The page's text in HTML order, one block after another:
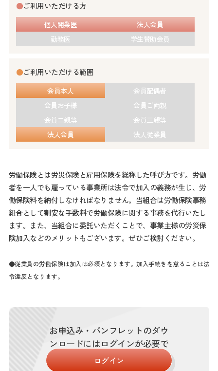
●ご利用いただける方
個人開業医
法人会員
勤務医
学生賛助会員
●ご利用いただける範囲
会員本人
会員配偶者
会員お子様
会員ご両親
会員二親等
会員三親等
法人会員
法人従業員
労働保険とは労災保険と雇用保険を総称した呼び方です。労働
者を一人でも雇っている事業所は法令で加入の義務が生じ、労
働保険料を納付しなければなりません。当組合は労働保険事務
組合として割安な手数料で労働保険に関する事務を代行いたし
ます。また、当組合に委託いただくことで、事業主様の労災保
険加入などのメリットもございます。ぜひご検討ください。
●従業員の労働保険は加入は必須となります。加入手続きを怠ることは法
令違反となります。
お申込み・パンフレットのダウ
ンロードにはログインが必要で
す。
ログイン